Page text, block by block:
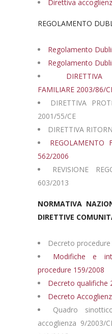
Direttiva
REGOLAMENTO
Regolamento
Regolamento
DIRETTIVA
FAMILIARE 2003/86/
DIRETTIVA
2001/55/CE
DIRETTIVA
REGOLAMENTO
562/2006
REVISIONE
603/2013
NORMATIVA
DIRETTIVE
Decreto
Modifiche e
procedure 159/2008
Decreto qualifiche
Decreto
Quadro
accoglienza 9/2003/